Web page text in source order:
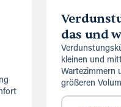
das und
kleinen und
Wartezimmern
größeren